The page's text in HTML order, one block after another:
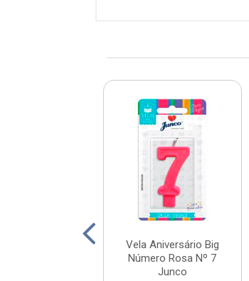
Vela Aniversário Big
Número Rosa Nº 7
Junco